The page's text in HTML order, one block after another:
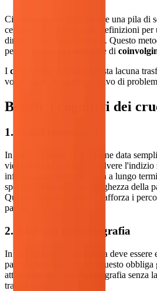
Ci siamo passati tutti: fissare una pila di
cercando di memorizzare definizioni per
dimenticarle il giorno dopo. Questo
perché manca di
e di
I cruciverba
colmano questa lacuna
vocabolario in un gioco attivo di problem
Benefici cognitivi dei
1. Indizi contestuali
In un cruciverba, non ti viene data
viene dato un indizio. Risolvere l'indizio
informazioni dalla memoria a lungo
specifici dello schema (lunghezza della
Questa "doppia codifica" rafforza i
parola.
2. Rinforzo dell'ortografia
In un cruciverba l'ortografia deve essere
parole che si incrociano. Questo obbliga
attenzione alla corretta ortografia senza
tradizionale.